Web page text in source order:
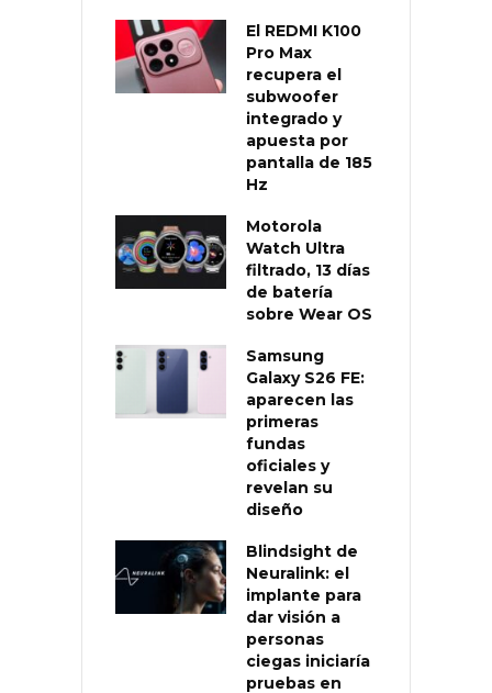
El REDMI K100
Pro Max
recupera el
subwoofer
integrado y
apuesta por
pantalla de 185
Hz
Motorola
Watch Ultra
filtrado, 13 días
de batería
sobre Wear OS
Samsung
Galaxy S26 FE:
aparecen las
primeras
fundas
oficiales y
revelan su
diseño
Blindsight de
Neuralink: el
implante para
dar visión a
personas
ciegas iniciaría
pruebas en